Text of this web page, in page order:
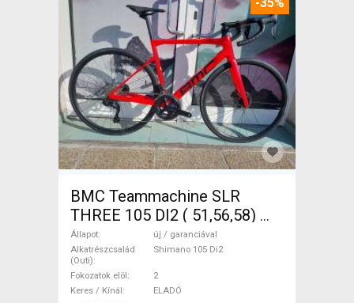
BMC Teammachine SLR
THREE 105 DI2 ( 51,56,58)
Országúti Shimano 105 Di2
tárcsafék új / garanciával
ELADÓ
Állapot
új / garanciával
Alkatrészcsalád
(Outi)
Shimano 105 Di2
Fokozatok elöl
2
Keres / Kínál
ELADÓ